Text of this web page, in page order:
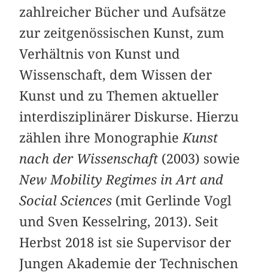
zahlreicher Bücher und Aufsätze
zur zeitgenössischen Kunst, zum
Verhältnis von Kunst und
Wissenschaft, dem Wissen der
Kunst und zu Themen aktueller
interdisziplinärer Diskurse. Hierzu
zählen ihre MonographieKunst
nach der Wissenschaft (2003) sowie
New Mobility Regimes in Art and
Social Sciences (mit Gerlinde Vogl
und Sven Kesselring, 2013). Seit
Herbst 2018 ist sie Supervisor der
Jungen Akademie der Technischen